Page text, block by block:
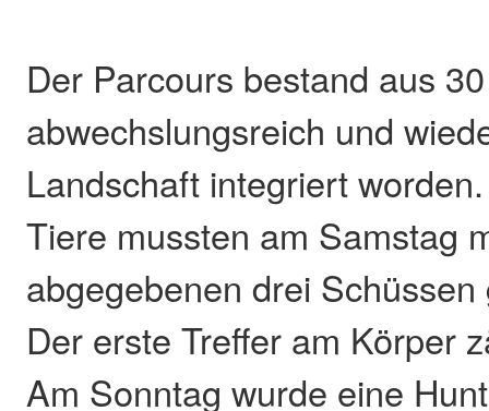
Der Parcours bestand aus
abwechslungsreich und
Landschaft integriert
Tiere mussten am Samstag
abgegebenen drei
Der erste Treffer am Körper
Am Sonntag wurde eine